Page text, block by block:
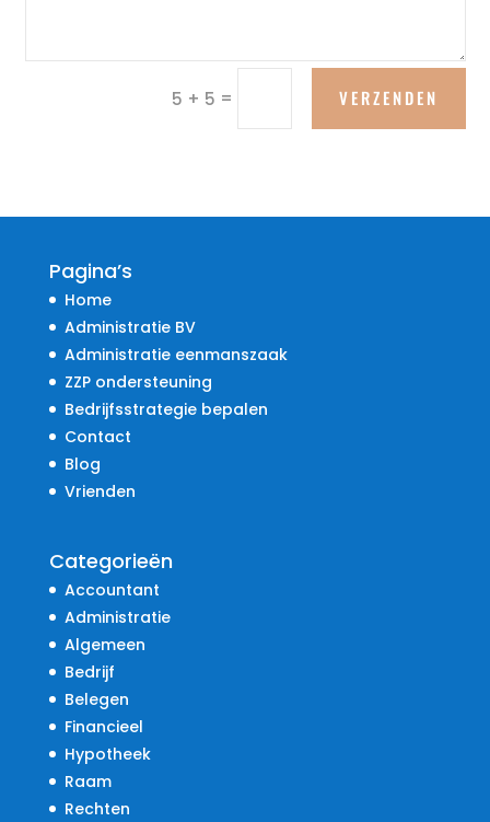
5 + 5 = VERZENDEN
Pagina’s
Home
Administratie BV
Administratie eenmanszaak
ZZP ondersteuning
Bedrijfsstrategie bepalen
Contact
Blog
Vrienden
Categorieën
Accountant
Administratie
Algemeen
Bedrijf
Belegen
Financieel
Hypotheek
Raam
Rechten